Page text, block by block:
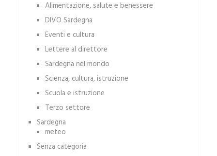
Alimentazione, salute e benessere
DIVO Sardegna
Eventi e cultura
Lettere al direttore
Sardegna nel mondo
Scienza, cultura, istruzione
Scuola e istruzione
Terzo settore
Sardegna
meteo
Senza categoria